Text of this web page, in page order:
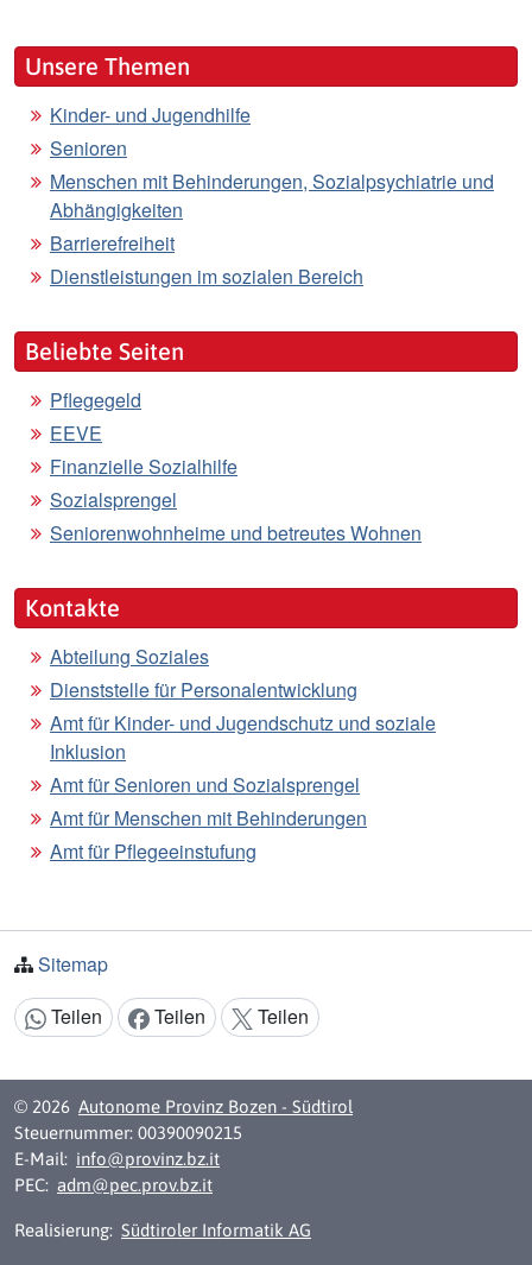
Unsere Themen
Kinder- und Jugendhilfe
Senioren
Menschen mit Behinderungen, Sozialpsychiatrie und
Abhängigkeiten
Barrierefreiheit
Dienstleistungen im sozialen Bereich
Beliebte Seiten
Pflegegeld
EEVE
Finanzielle Sozialhilfe
Sozialsprengel
Seniorenwohnheime und betreutes Wohnen
Kontakte
Abteilung Soziales
Dienststelle für Personalentwicklung
Amt für Kinder- und Jugendschutz und soziale
Inklusion
Amt für Senioren und Sozialsprengel
Amt für Menschen mit Behinderungen
Amt für Pflegeeinstufung
Sitemap
Inhalt teilen:
Teilen Teilen Teilen
© 2026 Autonome Provinz Bozen - Südtirol
Steuernummer: 00390090215
E-Mail: info@provinz.bz.it
PEC: adm@pec.prov.bz.it
Realisierung: Südtiroler Informatik AG